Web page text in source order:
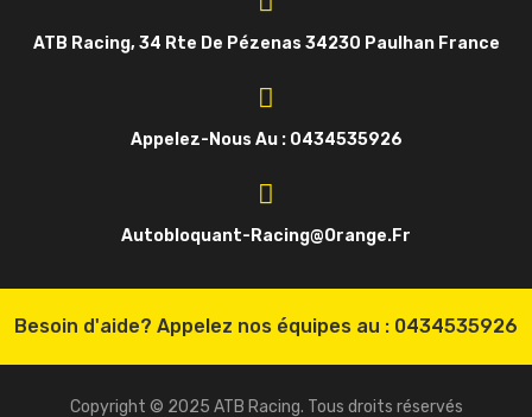
ATB Racing, 34 Rte De Pézenas 34230 Paulhan France
Appelez-Nous Au : 0434535926
Autobloquant-Racing@orange.fr
Besoin d'aide? Appelez nos équipes au : 0434535926
Copyright © 2025 ATB Racing. Tous droits réservés